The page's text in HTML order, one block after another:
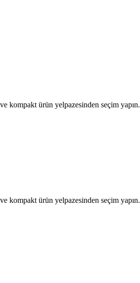
kompakt ürün yelpazesinden seçim yapın.
kompakt ürün yelpazesinden seçim yapın.